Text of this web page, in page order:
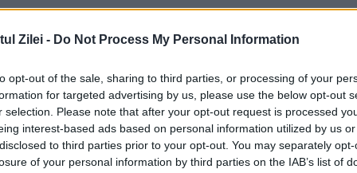
Zilei - Do Not Process My Personal Information
opt-out of the sale, sharing to third parties, or processing of your
for targeted advertising by us, please use the below opt-out
selection. Please note that after your opt-out request is processed
interest-based ads based on personal information utilized by us
to third parties prior to your opt-out. You may separately
of your personal information by third parties on the IAB’s list of
de luptă în serviciul unuia dintre cei mai
revoluționar, trebuie luat în considerare
a Marinei a fost să existe un „ avion de
o depășea pe omoloaga sa sovietică,